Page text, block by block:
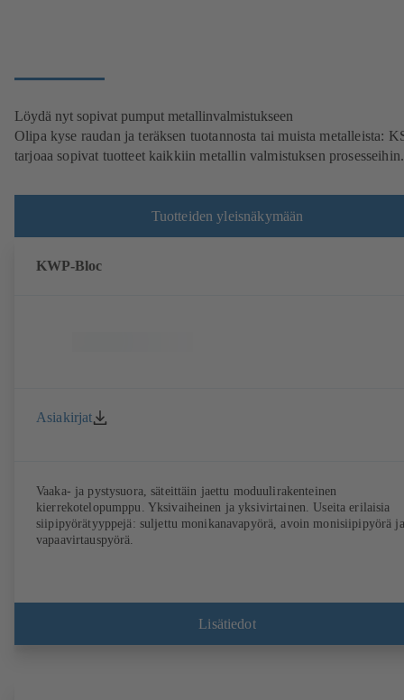
Löydä nyt sopivat pumput metallinvalmistukseen
Olipa kyse raudan ja teräksen tuotannosta tai muista metalleista:
tarjoaa sopivat tuotteet kaikkiin metallin valmistuksen prosesseihin.
Tuotteiden yleisnäkymään
KWP-Bloc
Asiakirjat
Vaaka- ja pystysuora, säteittäin jaettu moduulirakenteinen
kierrekotelopumppu. Yksivaiheinen ja yksivirtainen. Useita erilaisia
siipipyörätyyppejä: suljettu monikanavapyörä, avoin monisiipipyörä ja
vapaavirtauspyörä.
Lisätiedot